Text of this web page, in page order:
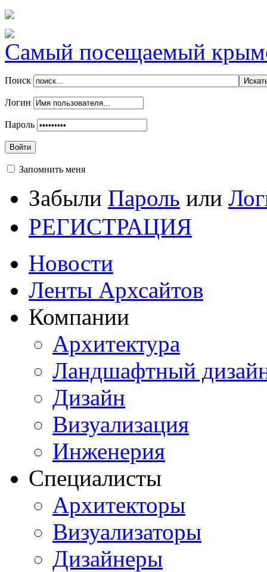
Самый посещаемый
Поиск
Логин
Пароль
Войти
Запомнить меня
Забыли Пароль или
РЕГИСТРАЦИЯ
Новости
Ленты Архсайтов
Компании
Архитектура
Ландшафтный
Дизайн
Визуализация
Инженерия
Специалисты
Архитекторы
Визуализаторы
Дизайнеры